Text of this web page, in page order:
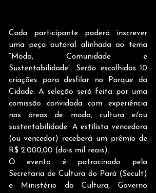
Cada participante poderá inscrever
uma peça autoral alinhada ao tema
“Moda, Comunidade e
Sustentabilidade”. Serão escolhidas 10
criações para desfilar no Parque da
Cidade. A seleção será feita por uma
comissão convidada com experiência
nas áreas de moda, cultura e/ou
sustentabilidade. A estilista vencedora
(ou vencedor) receberá um prêmio de
R$ 2.000,00 (dois mil reais).
O evento é patrocinado pela
Secretaria de Cultura do Pará (Secult)
e Ministério da Cultura, Governo